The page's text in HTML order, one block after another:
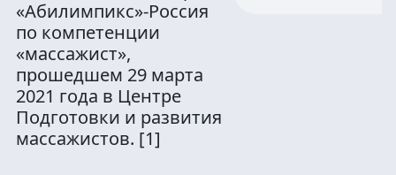
«Абилимпикс»-Россия
по компетенции
«массажист»,
прошедшем 29 марта
2021 года в Центре
Подготовки и развития
массажистов. [1]